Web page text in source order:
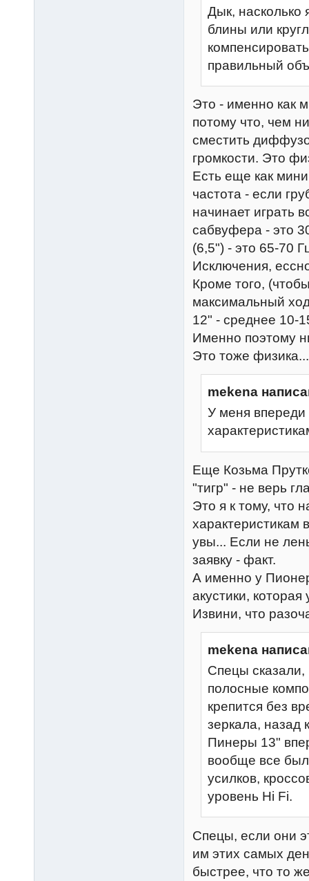
Дык, насколько
блины или
правильный
Это - именно как
потому что, чем
сместить
громкости. Это
Есть еще как
частота - если
начинает играть
сабвуфера - это
(6,5") - это 65-70
Исключения,
Кроме того,
максимальный
12" - среднее 10-
Именно поэтому
Это тоже физика...
mekena
У меня
Еще Козьма
"тигр" - не верь
Это я к тому, что
характеристикам
увы... Если не
заявку - факт.
А именно у
акустики, которая
Извини, что
mekena
Спецы сказали,
полосные
крепится без
зеркала, назад
Пинеры 13"
вообще все
усилков,
уровень Hi Fi.
Спецы, если они
им этих самых
быстрее, что то